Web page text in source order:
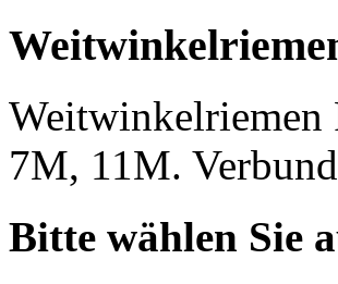
7M, 11M.
Bitte wählen Sie